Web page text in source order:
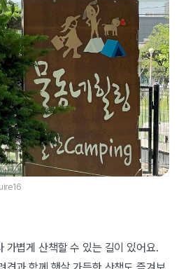
가볍게 산책할 수 있는 길이 있어요.